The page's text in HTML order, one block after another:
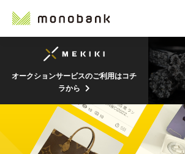
オークションサービスのご利用はコチ
ラから